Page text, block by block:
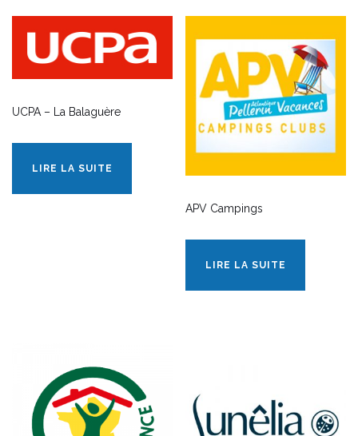
UCPA – La Balaguère
LIRE LA SUITE
APV Campings
LIRE LA SUITE